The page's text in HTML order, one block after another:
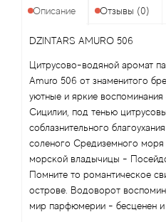
Описание Отзывы (0)
DZINTARS AMURO 506
Цитрусово-водяной аромат
Amuro 506 от знаменитого
уютные и яркие
Сицилии, под тенью
соблазнительного
соленого Средиземного моря
морской владычицы -
Помните то романтическое
острове. Водоворот
мир парфюмерии - бесценен и
Aj Arabia (Widian)
Ajmal
Al Haramain
Al Jazeera
Alaia Paris
Alexander McQueen